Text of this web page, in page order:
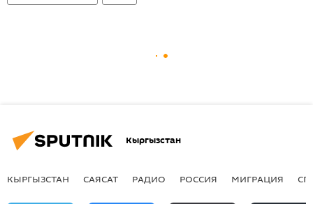
Кыргызстан
КЫРГЫЗСТАН САЯСАТ РАДИО РОССИЯ МИГРАЦИЯ